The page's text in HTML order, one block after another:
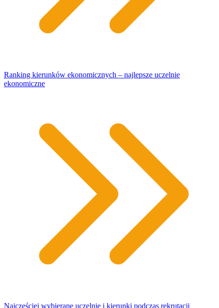
Ranking kierunków ekonomicznych – najlepsze uczelnie
ekonomiczne
Najczęściej wybierane uczelnie i kierunki podczas rekrutacji